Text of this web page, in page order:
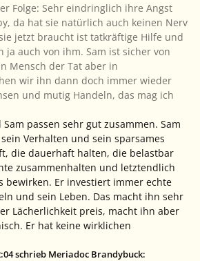
Folge: Sehr eindringlich ihre Angst
da hat sie natürlich auch keinen Nerv
jetzt braucht ist tatkräftige Hilfe und
ja auch von ihm. Sam ist sicher von
Mensch der Tat aber in
wir ihn dann doch immer wieder
und mutig Handeln, das mag ich
passen sehr gut zusammen. Sam
Verhalten und sein sparsames
die dauerhaft halten, die belastbar
zusammenhalten und letztendlich
bewirken. Er investiert immer echte
und sein Leben. Das macht ihn sehr
Lächerlichkeit preis, macht ihn aber
Er hat keine wirklichen
schrieb Meriadoc Brandybuck: